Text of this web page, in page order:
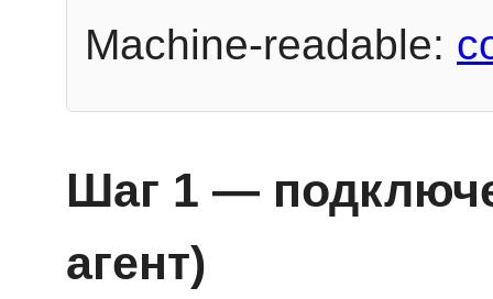
Machine-readable:
Шаг 1 —
агент)